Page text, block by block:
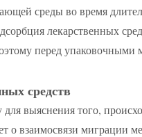
среды во время
лекарственных
перед
средств
выяснения того,
о взаимосвязи миграции